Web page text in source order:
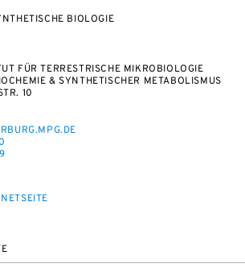
BIOLOGIE
FÜR TERRESTRISCHE MIKROBIOLOGIE
& SYNTHETISCHER METABOLISMUS
10